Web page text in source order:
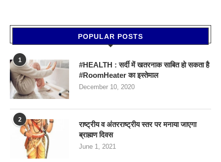
POPULAR POSTS
1
#HEALTH : सर्दी में खतरनाक साबित हो सकता है
#RoomHeater का इस्तेमाल
December 10, 2020
2
राष्ट्रीय व अंतरराष्ट्रीय स्तर पर मनाया जाएगा
ब्राह्मण दिवस
June 1, 2021